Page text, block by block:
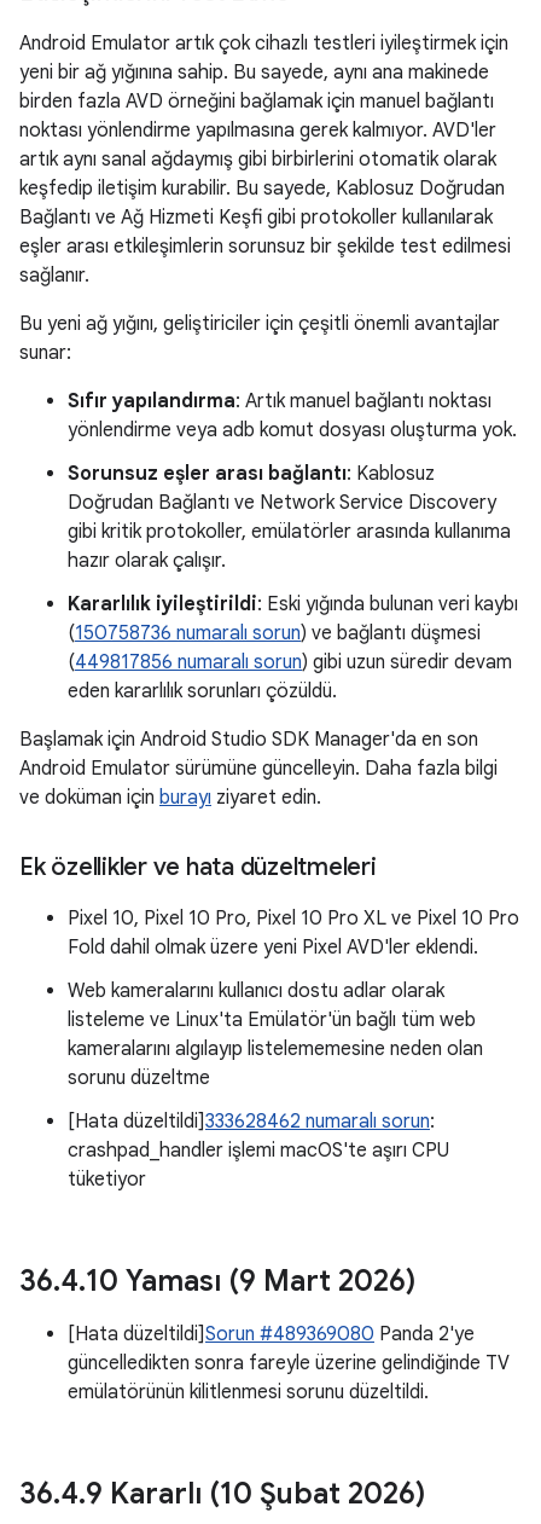
Android Emulator artık çok cihazlı testleri iyileştirmek için
yeni bir ağ yığınına sahip. Bu sayede, aynı ana makinede
birden fazla AVD örneğini bağlamak için manuel bağlantı
noktası yönlendirme yapılmasına gerek kalmıyor. AVD'ler
artık aynı sanal ağdaymış gibi birbirlerini otomatik olarak
keşfedip iletişim kurabilir. Bu sayede, Kablosuz Doğrudan
Bağlantı ve Ağ Hizmeti Keşfi gibi protokoller kullanılarak
eşler arası etkileşimlerin sorunsuz bir şekilde test edilmesi
sağlanır.
Bu yeni ağ yığını, geliştiriciler için çeşitli önemli avantajlar
sunar:
Sıfır yapılandırma: Artık manuel bağlantı noktası
yönlendirme veya adb komut dosyası oluşturma yok.
Sorunsuz eşler arası bağlantı: Kablosuz
Doğrudan Bağlantı ve Network Service Discovery
gibi kritik protokoller, emülatörler arasında kullanıma
hazır olarak çalışır.
Kararlılık iyileştirildi: Eski yığında bulunan veri kaybı
(150758736 numaralı sorun) ve bağlantı düşmesi
(449817856 numaralı sorun) gibi uzun süredir devam
eden kararlılık sorunları çözüldü.
Başlamak için Android Studio SDK Manager'da en son
Android Emulator sürümüne güncelleyin. Daha fazla bilgi
ve doküman için burayı ziyaret edin.
Ek özellikler ve hata düzeltmeleri
Pixel 10, Pixel 10 Pro, Pixel 10 Pro XL ve Pixel 10 Pro
Fold dahil olmak üzere yeni Pixel AVD'ler eklendi.
Web kameralarını kullanıcı dostu adlar olarak
listeleme ve Linux'ta Emülatör'ün bağlı tüm web
kameralarını algılayıp listelememesine neden olan
sorunu düzeltme
[Hata düzeltildi]333628462 numaralı sorun:
crashpad_handler işlemi macOS'te aşırı CPU
tüketiyor
36.4.10 Yaması (9 Mart 2026)
[Hata düzeltildi]Sorun #489369080 Panda 2'ye
güncelledikten sonra fareyle üzerine gelindiğinde TV
emülatörünün kilitlenmesi sorunu düzeltildi.
36.4.9 Kararlı (10 Şubat 2026)